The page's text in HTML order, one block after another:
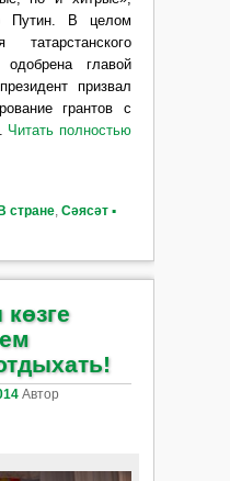
Путин. В целом
татарстанского
главой
призвал
грантов с
Читать полностью
стране, Сәясәт ▪
Автор